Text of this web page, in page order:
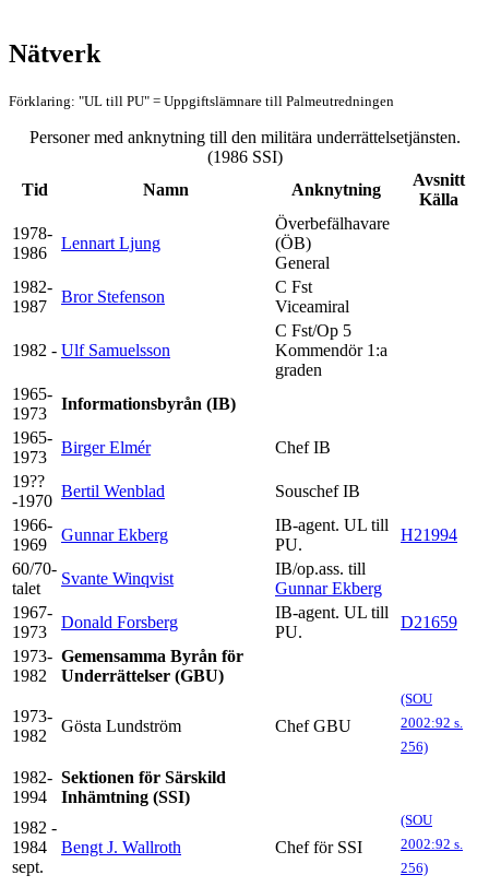
Nätverk
Förklaring: "UL till PU" = Uppgiftslämnare till Palmeutredningen
Personer med anknytning till den militära underrättelsetjänsten.
(1986 SSI)
Tid
Namn Anknytning
Avsnitt
Källa
1978-
1986
Lennart Ljung
Överbefälhavare
(ÖB)
General
1982-
1987
Bror Stefenson
C Fst
Viceamiral
1982 - Ulf Samuelsson
C Fst/Op 5
Kommendör 1:a
graden
1965-
1973
Informationsbyrån (IB)
1965-
1973
Birger Elmér
Chef IB
19??
-1970
Bertil Wenblad
Souschef IB
1966-
1969
Gunnar Ekberg
IB-agent. UL till
PU.
H21994
60/70-
talet
Svante Winqvist
IB/op.ass. till
Gunnar Ekberg
1967-
1973
Donald Forsberg
IB-agent. UL till
PU.
D21659
1973-
1982
Gemensamma Byrån för
Underrättelser (GBU)
1973-
1982
Gösta Lundström Chef GBU
(SOU
2002:92 s.
256)
1982-
1994
Sektionen för Särskild
Inhämtning (SSI)
1982 -
1984
sept.
Bengt J. Wallroth Chef för SSI
(SOU
2002:92 s.
256)